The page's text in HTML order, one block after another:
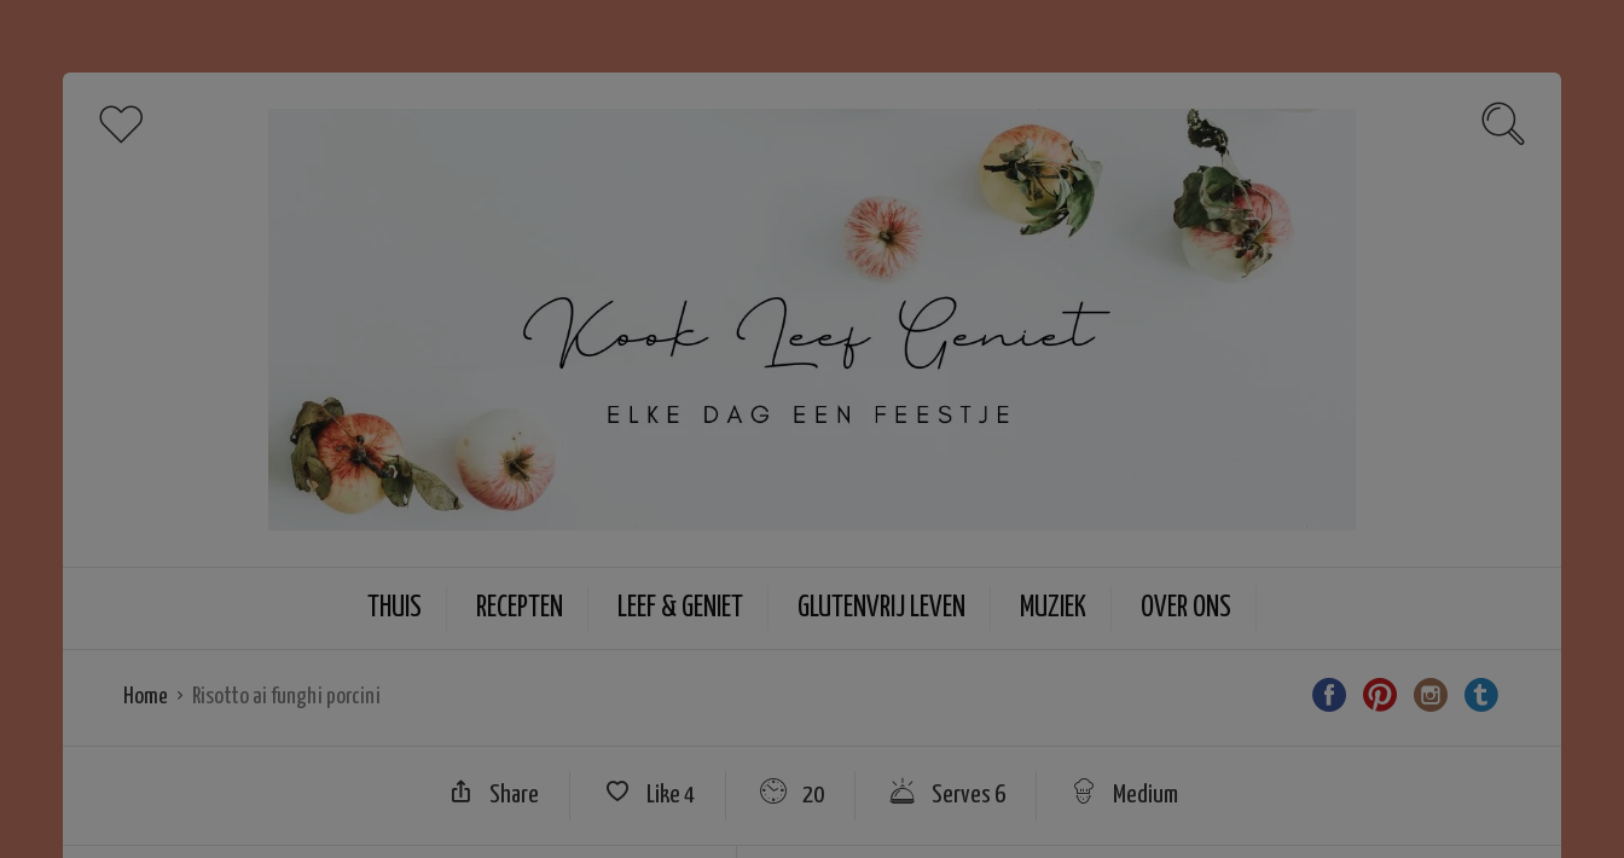
THUIS RECEPTEN LEEF & GENIET GLUTENVRIJ LEVEN MUZIEK OVER ONS
Home Risotto ai funghi porcini
Share Like 4 20 Serves 6 Medium